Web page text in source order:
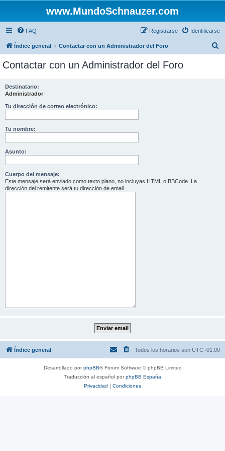
www.MundoSchnauzer.com
FAQ Identificarse
Registrarse
Índice general Contactar con un Administrador del Foro
Contactar con un Administrador del Foro
Destinatario:
Administrador
Tu dirección de correo electrónico:
Tu nombre:
Asunto:
Cuerpo del mensaje:
Este mensaje será enviado como texto plano, no incluyas HTML o BBCode. La
dirección del remitente será tu dirección de email.
Índice general Todos los horarios son UTC+01:00
Desarrollado porphpBB® Forum Software © phpBB Limited
Traducción al español porphpBB España
Privacidad | Condiciones